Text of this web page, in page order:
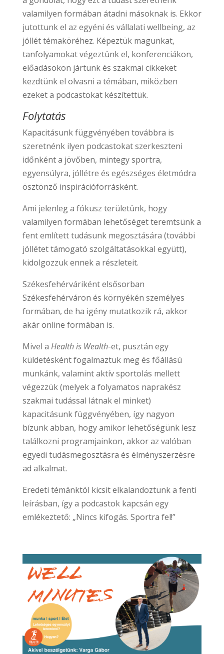
valamilyen formában átadni másoknak is. Ekkor
jutottunk el az egyéni és vállalati wellbeing, az
jóllét témaköréhez. Képeztük magunkat,
tanfolyamokat végeztünk el, konferenciákon,
előadásokon jártunk és szakmai cikkeket
kezdtünk el olvasni a témában, miközben
ezeket a podcastokat készítettük.
Folytatás
Kapacitásunk függvényében továbbra is
szeretnénk ilyen podcastokat szerkeszteni
időnként a jövőben, mintegy sportra,
egyensúlyra, jóllétre és egészséges életmódra
ösztönző inspirációforrásként.
Ami jelenleg a fókusz területünk, hogy
valamilyen formában lehetőséget teremtsünk a
fent említett tudásunk megosztására (további
jóllétet támogató szolgáltatásokkal együtt),
kidolgozzuk ennek a részleteit.
Székesfehérváriként elsősorban
Székesfehérváron és környékén személyes
formában, de ha igény mutatkozik rá, akkor
akár online formában is.
Mivel a Health is Wealth-et, pusztán egy
küldetésként fogalmaztuk meg és főállású
munkánk, valamint aktív sportolás mellett
végezzük (melyek a folyamatos naprakész
szakmai tudással látnak el minket)
kapacitásunk függvényében, így nagyon
bízunk abban, hogy amikor lehetőségünk lesz
találkozni programjainkon, akkor az valóban
egyedi tudásmegosztásra és élményszerzésre
ad alkalmat.
Eredeti témánktól kicsit elkalandoztunk a fenti
leírásban, így a podcastok kapcsán egy
emlékeztető: „Nincs kifogás. Sportra fel!”